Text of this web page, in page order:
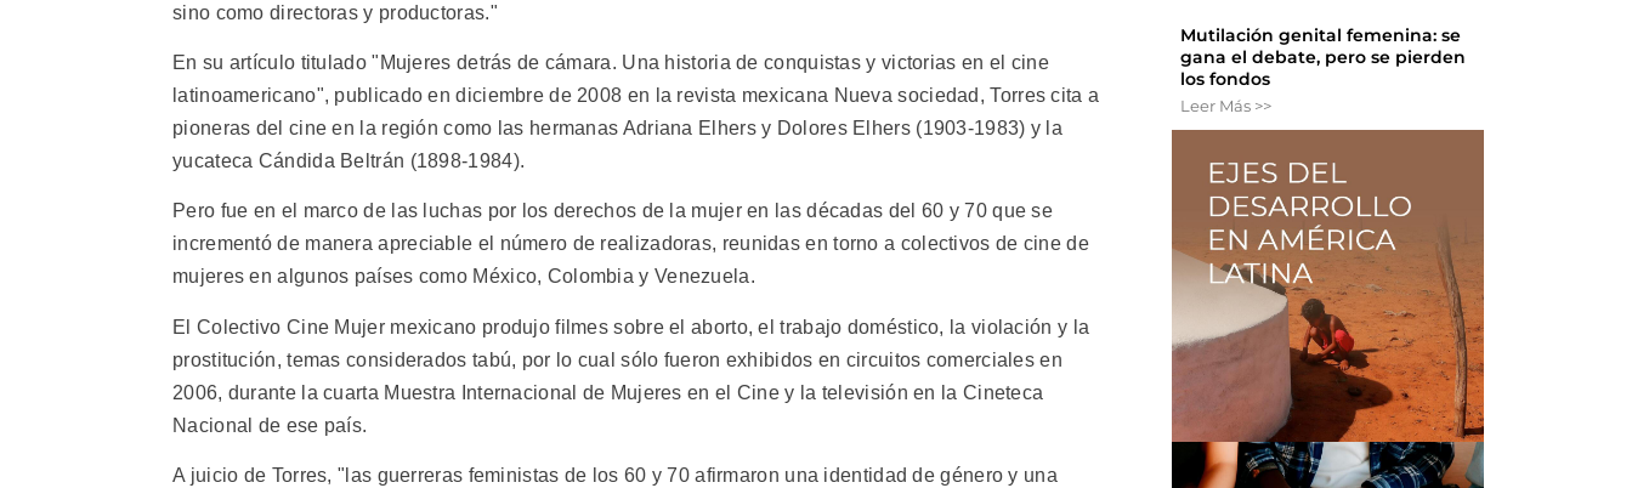
sino como directoras y productoras."
En su artículo titulado "Mujeres detrás de cámara. Una historia de conquistas y victorias en el cine
latinoamericano", publicado en diciembre de 2008 en la revista mexicana Nueva sociedad, Torres cita a
pioneras del cine en la región como las hermanas Adriana Elhers y Dolores Elhers (1903-1983) y la
yucateca Cándida Beltrán (1898-1984).
Pero fue en el marco de las luchas por los derechos de la mujer en las décadas del 60 y 70 que se
incrementó de manera apreciable el número de realizadoras, reunidas en torno a colectivos de cine de
mujeres en algunos países como México, Colombia y Venezuela.
El Colectivo Cine Mujer mexicano produjo filmes sobre el aborto, el trabajo doméstico, la violación y la
prostitución, temas considerados tabú, por lo cual sólo fueron exhibidos en circuitos comerciales en
2006, durante la cuarta Muestra Internacional de Mujeres en el Cine y la televisión en la Cineteca
Nacional de ese país.
A juicio de Torres, "las guerreras feministas de los 60 y 70 afirmaron una identidad de género y una
Mutilación genital femenina: se
gana el debate, pero se pierden
los fondos
Leer Más >>